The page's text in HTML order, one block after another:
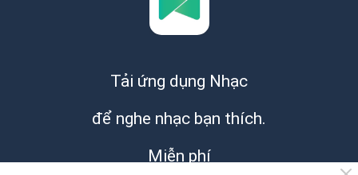
Tải ứng dụng Nhạc
để nghe nhạc bạn thích.
Miễn phí